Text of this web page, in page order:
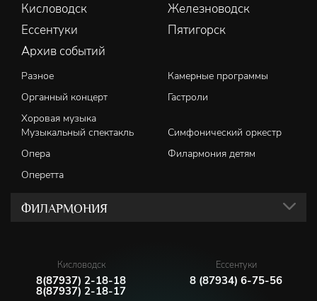
Кисловодск
Железноводск
Ессентуки
Пятигорск
Архив событий
Разное
Камерные программы
Органный концерт
Гастроли
Хоровая музыка
Музыкальный спектакль
Симфонический оркестр
Опера
Филармония детям
Оперетта
ФИЛАРМОНИЯ
Кисловодск
8(87937) 2-18-18
8(87937) 2-18-17
Ессентуки
8 (87934) 6-75-56